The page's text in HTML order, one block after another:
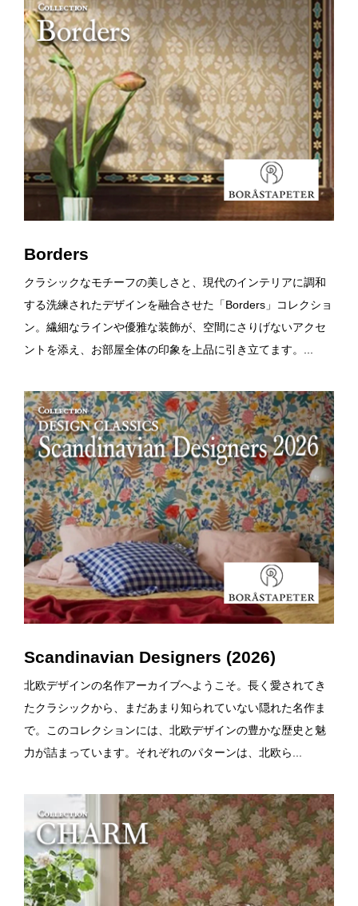
Borders
クラシックなモチーフの美しさと、現代のインテリアに調和
する洗練されたデザインを融合させた「Borders」コレクショ
ン。繊細なラインや優雅な装飾が、空間にさりげないアクセ
ントを添え、お部屋全体の印象を上品に引き立てます。...
Scandinavian Designers (2026)
北欧デザインの名作アーカイブへようこそ。長く愛されてき
たクラシックから、まだあまり知られていない隠れた名作ま
で。このコレクションには、北欧デザインの豊かな歴史と魅
力が詰まっています。それぞれのパターンは、北欧ら...